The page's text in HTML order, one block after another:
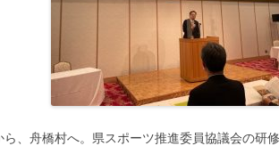
、舟橋村へ。県スポーツ推進委員協議会の研